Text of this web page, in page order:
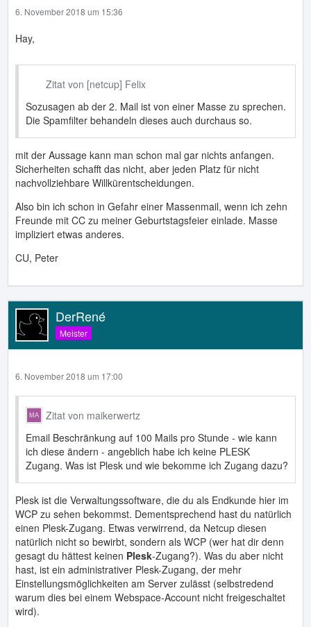
6. November 2018 um 15:36
Hay,
Zitat von [netcup] Felix
Sozusagen ab der 2. Mail ist von einer Masse zu sprechen.
Die Spamfilter behandeln dieses auch durchaus so.
mit der Aussage kann man schon mal gar nichts anfangen.
Sicherheiten schafft das nicht, aber jeden Platz für nicht
nachvollziehbare Willkürentscheidungen.
Also bin ich schon in Gefahr einer Massenmail, wenn ich zehn
Freunde mit CC zu meiner Geburtstagsfeier einlade. Masse
impliziert etwas anderes.
CU, Peter
DerRené
Meister
6. November 2018 um 17:00
Zitat von maikerwertz
Email Beschränkung auf 100 Mails pro Stunde - wie kann
ich diese ändern - angeblich habe ich keine PLESK
Zugang. Was ist Plesk und wie bekomme ich Zugang dazu?
Plesk ist die Verwaltungssoftware, die du als Endkunde hier im
WCP zu sehen bekommst. Dementsprechend hast du natürlich
einen Plesk-Zugang. Etwas verwirrend, da Netcup diesen
natürlich nicht so bewirbt, sondern als WCP (wer hat dir denn
gesagt du hättest keinen Plesk-Zugang?). Was du aber nicht
hast, ist ein administrativer Plesk-Zugang, der mehr
Einstellungsmöglichkeiten am Server zulässt (selbstredend
warum dies bei einem Webspace-Account nicht freigeschaltet
wird).